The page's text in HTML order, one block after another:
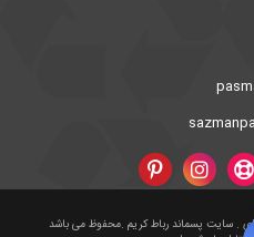
. سایت پسماند رباط کریم .محفوظ می باشد